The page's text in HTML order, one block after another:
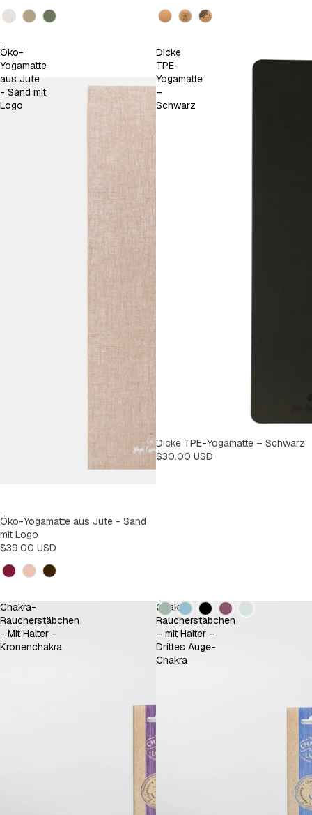
Kleur
Design
Öko-
Yogamatte
aus Jute
- Sand mit
Logo
Öko-Yogamatte aus Jute - Sand
mit Logo
$39.00 USD
Kleur
Dicke
TPE-
Yogamatte
–
Schwarz
Dicke TPE-Yogamatte – Schwarz
$30.00 USD
Kleur
Chakra-
Räucherstäbchen
- Mit Halter -
Kronenchakra
Chakra-
Räucherstäbchen
– mit Halter –
Drittes Auge-
Chakra